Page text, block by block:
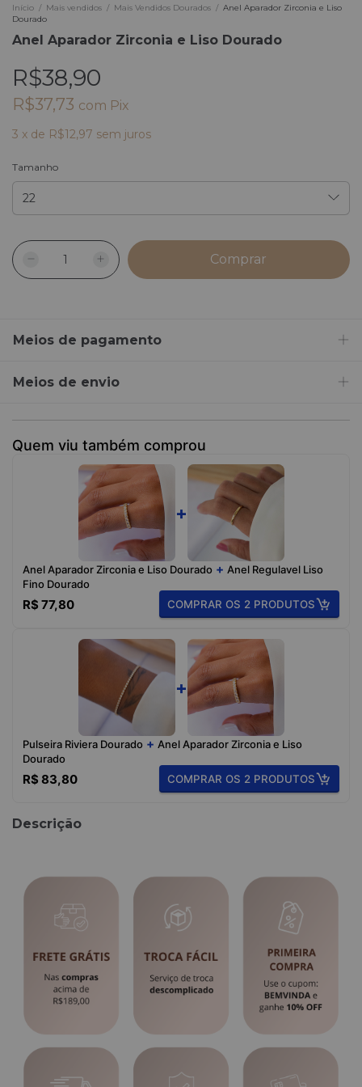
Início / Mais vendidos / Mais Vendidos Dourados / Anel Aparador Zirconia e Liso
Dourado
Anel Aparador Zirconia e Liso Dourado
R$38,90
R$37,73 com Pix
3 x de R$12,97 sem juros
Tamanho
Meios de pagamento
Meios de envio
Quem viu também comprou
+
Anel Aparador Zirconia e Liso Dourado + Anel Regulavel Liso
Fino Dourado
R$ 77,80 COMPRAR OS 2 PRODUTOS
+
Pulseira Riviera Dourado + Anel Aparador Zirconia e Liso
Dourado
R$ 83,80 COMPRAR OS 2 PRODUTOS
Descrição